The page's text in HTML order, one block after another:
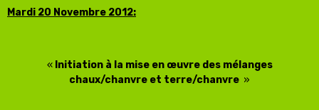
Mardi 20 Novembre 2012:
«Initiation à la mise en œuvre des mélanges
chaux/chanvre et terre/chanvre »